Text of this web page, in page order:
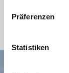
Präferenzen
Statistiken